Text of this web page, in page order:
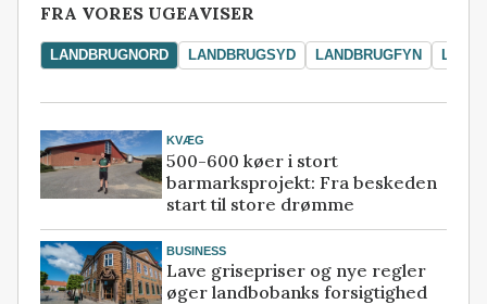
FRA VORES UGEAVISER
LANDBRUGNORD LANDBRUGSYD LANDBRUGFYN
KVÆG
500-600 køer i stort
barmarksprojekt: Fra beskeden
start til store drømme
BUSINESS
Lave grisepriser og nye regler
øger landbobanks forsigtighed